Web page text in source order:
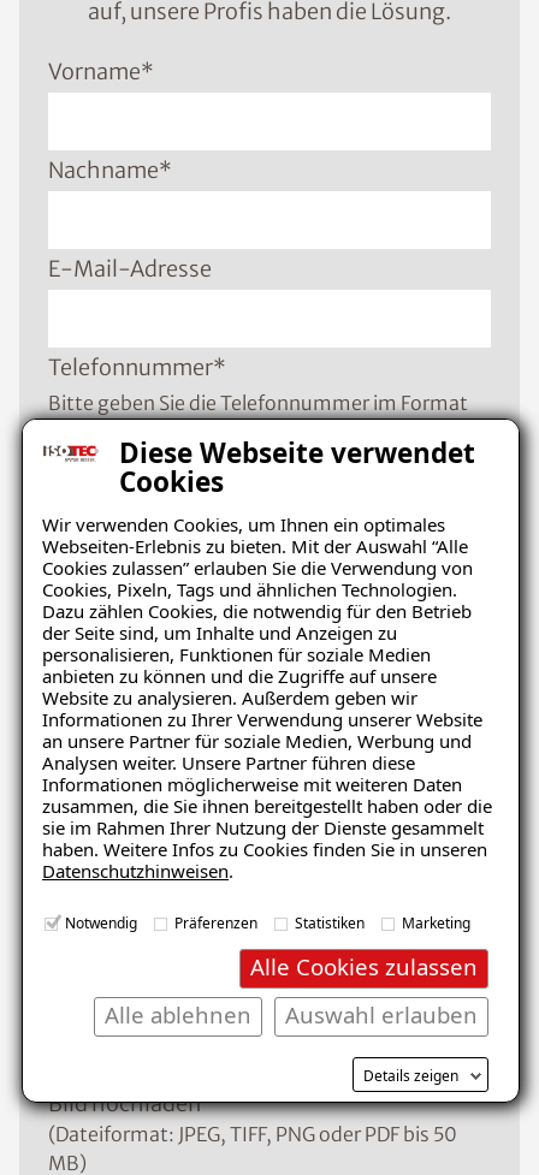
Diese Webseite verwendet
Cookies
Wir verwenden Cookies, um Ihnen ein optimales
Webseiten-Erlebnis zu bieten. Mit der Auswahl “Alle
Cookies zulassen” erlauben Sie die Verwendung von
Cookies, Pixeln, Tags und ähnlichen Technologien.
Dazu zählen Cookies, die notwendig für den Betrieb
der Seite sind, um Inhalte und Anzeigen zu
personalisieren, Funktionen für soziale Medien
anbieten zu können und die Zugriffe auf unsere
Website zu analysieren. Außerdem geben wir
Informationen zu Ihrer Verwendung unserer Website
an unsere Partner für soziale Medien, Werbung und
Analysen weiter. Unsere Partner führen diese
Informationen möglicherweise mit weiteren Daten
zusammen, die Sie ihnen bereitgestellt haben oder die
sie im Rahmen Ihrer Nutzung der Dienste gesammelt
haben. Weitere Infos zu Cookies finden Sie in unseren
Datenschutzhinweisen.
Notwendig Präferenzen Statistiken Marketing
Alle Cookies zulassen
Auswahl erlauben
Alle ablehnen
Details zeigen
auf, unsere Profis haben die Lösung.
Vorname*
Nachname*
E-Mail-Adresse
Telefonnummer*
Bitte geben Sie die Telefonnummer im Format
PLZ*
Ort*
Schaden
Nachricht
Bild hochladen
(Dateiformat: JPEG, TIFF, PNG oder PDF bis 50
MB)